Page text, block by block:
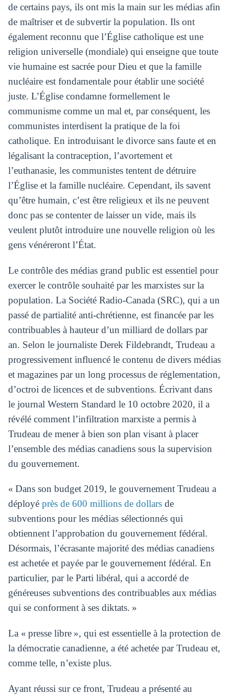
de certains pays, ils ont mis la main sur les médias afin
de maîtriser et de subvertir la population. Ils ont
également reconnu que l’Église catholique est une
religion universelle (mondiale) qui enseigne que toute
vie humaine est sacrée pour Dieu et que la famille
nucléaire est fondamentale pour établir une société
juste. L’Église condamne formellement le
communisme comme un mal et, par conséquent, les
communistes interdisent la pratique de la foi
catholique. En introduisant le divorce sans faute et en
légalisant la contraception, l’avortement et
l’euthanasie, les communistes tentent de détruire
l’Église et la famille nucléaire. Cependant, ils savent
qu’être humain, c’est être religieux et ils ne peuvent
donc pas se contenter de laisser un vide, mais ils
veulent plutôt introduire une nouvelle religion où les
gens vénéreront l’État.
Le contrôle des médias grand public est essentiel pour
exercer le contrôle souhaité par les marxistes sur la
population. La Société Radio-Canada (SRC), qui a un
passé de partialité anti-chrétienne, est financée par les
contribuables à hauteur d’un milliard de dollars par
an. Selon le journaliste Derek Fildebrandt, Trudeau a
progressivement influencé le contenu de divers médias
et magazines par un long processus de réglementation,
d’octroi de licences et de subventions. Écrivant dans
le journal Western Standard le 10 octobre 2020, il a
révélé comment l’infiltration marxiste a permis à
Trudeau de mener à bien son plan visant à placer
l’ensemble des médias canadiens sous la supervision
du gouvernement.
« Dans son budget 2019, le gouvernement Trudeau a
déployé près de 600 millions de dollarsde
subventions pour les médias sélectionnés qui
obtiennent l’approbation du gouvernement fédéral.
Désormais, l’écrasante majorité des médias canadiens
est achetée et payée par le gouvernement fédéral. En
particulier, par le Parti libéral, qui a accordé de
généreuses subventions des contribuables aux médias
qui se conforment à ses diktats. »
La « presse libre », qui est essentielle à la protection de
la démocratie canadienne, a été achetée par Trudeau et,
comme telle, n’existe plus.
Ayant réussi sur ce front, Trudeau a présenté au